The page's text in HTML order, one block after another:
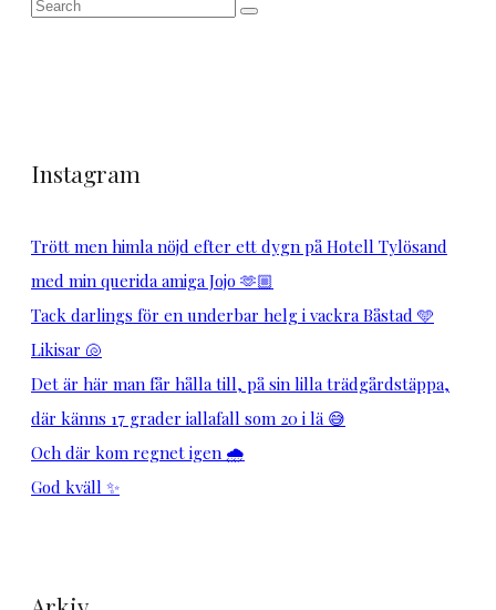
Instagram
Trött men himla nöjd efter ett dygn på Hotell Tylösand
med min querida amiga Jojo 🫶🏼
Tack darlings för en underbar helg i vackra Båstad 🩵
Likisar 🐚
Det är här man får hålla till, på sin lilla trädgårdstäppa,
där känns 17 grader iallafall som 20 i lä 😅
Och där kom regnet igen 🌧️
God kväll ✨